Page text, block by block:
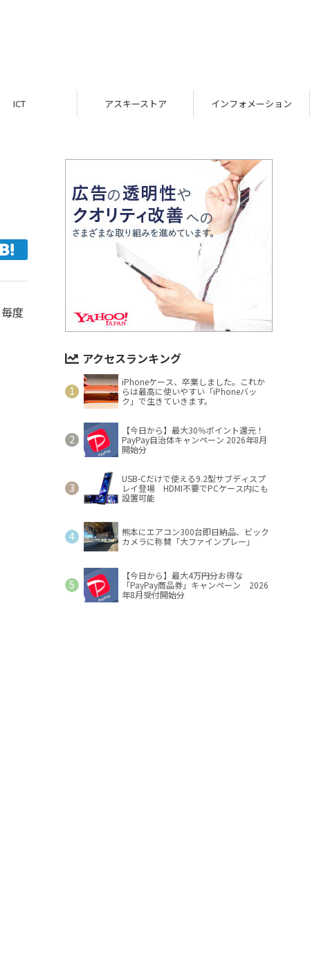
ICT アスキーストア インフォメーション
度
アクセスランキング
iPhoneケース、卒業しました。これか
らは最高に使いやすい「iPhoneバッ
ク」で生きていきます。
【今日から】最大30％ポイント還元！
PayPay自治体キャンペーン 2026年8月
開始分
USB-Cだけで使える9.2型サブディスプ
レイ登場 HDMI不要でPCケース内にも
設置可能
熊本にエアコン300台即日納品、ビック
カメラに称賛「大ファインプレー」
【今日から】最大4万円分お得な
「PayPay商品券」キャンペーン 2026
年8月受付開始分